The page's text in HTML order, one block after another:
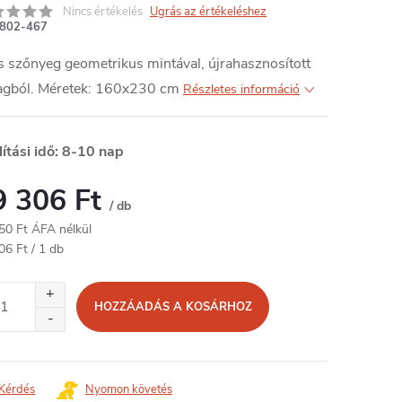
Nincs értékelés Ugrás az értékeléshez
802-467
szőnyeg geometrikus mintával, újrahasznosított
Méretek: 160x230 cm Részletes információ
idő: 8-10 nap
306 Ft / db
Ft ÁFA nélkül
Ft / 1 db
HOZZÁADÁS A KOSÁRHOZ
Kérdés Nyomon követés